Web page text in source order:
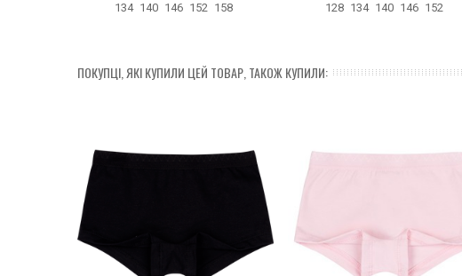
134 140 146 152 158
128 134 140 146 152
ПОКУПЦІ, ЯКІ КУПИЛИ ЦЕЙ ТОВАР, ТАКОЖ КУПИЛИ: